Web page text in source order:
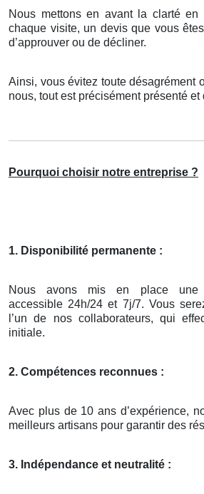
Nous mettons en avant la clarté en
chaque visite, un devis que vous
d’approuver ou de décliner.
Ainsi, vous évitez toute désagrément
nous, tout est précisément présenté et
Pourquoi choisir notre entreprise ?
1. Disponibilité permanente :
Nous avons mis en place une
accessible 24h/24 et 7j/7. Vous
l’un de nos collaborateurs, qui
initiale.
2. Compétences reconnues :
Avec plus de 10 ans d’expérience,
meilleurs artisans pour garantir des
3. Indépendance et neutralité :